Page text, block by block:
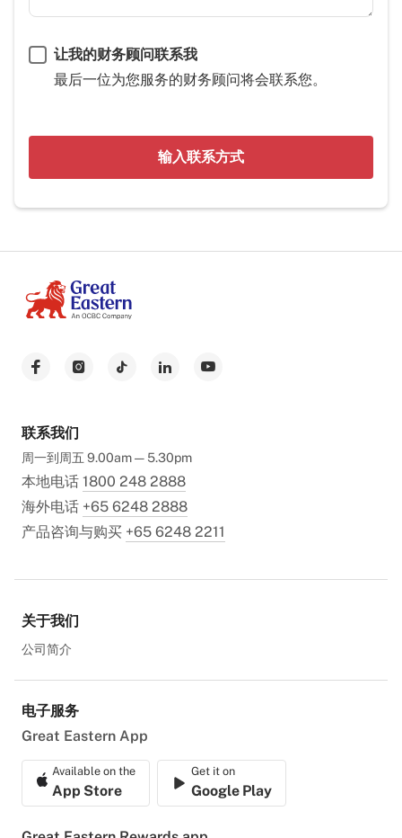
让我的财务顾问联系我
最后一位为您服务的财务顾问将会联系您。
输入联系方式
联系我们
周一到周五 9.00am — 5.30pm
本地电话 1800 248 2888
海外电话 +65 6248 2888
产品咨询与购买 +65 6248 2211
关于我们
公司简介
电子服务
Great Eastern App
Available on the
App Store
Get it on
Google Play